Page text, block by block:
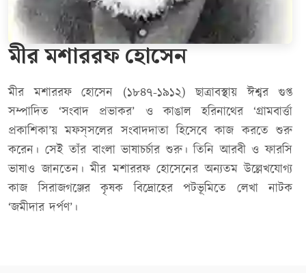
মীর মশাররফ হোসেন
মীর মশাররফ হোসেন (১৮৪৭-১৯১২) ছাত্রাবস্থায় ঈশ্বর গুপ্ত
সম্পাদিত ‘সংবাদ প্রভাকর’ ও কাঙাল হরিনাথের ‘গ্রামবার্ত্তা
প্রকাশিকা’য় মফস্‌সলের সংবাদদাতা হিসেবে কাজ করতে শুরু
করেন। সেই তাঁর বাংলা ভাষাচর্চার শুরু। তিনি আরবী ও ফারসি
ভাষাও জানতেন। মীর মশাররফ হোসেনের অন্যতম উল্লেখযোগ্য
কাজ সিরাজগঞ্জের কৃষক বিদ্রোহের পটভূমিতে লেখা নাটক
‘জমীদার দর্পণ’।